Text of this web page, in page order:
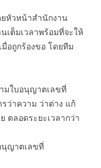
หัวหน้าสำนักงาน
ต็มเวลาพร้อมที่จะให้
อถูกร้องขอ โดยทีม
ใบอนุญาตเลขที่
ว่าความ ว่าต่าง แก้
ตลอดระยะเวลากว่า
นุญาตเลขที่